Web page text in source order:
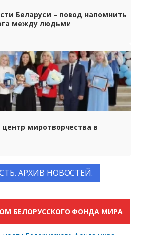
Беларуси – повод напомнить
между людьми
миротворчества в
АРХИВ НОВОСТЕЙ.
БЕЛОРУССКОГО ФОНДА МИРА